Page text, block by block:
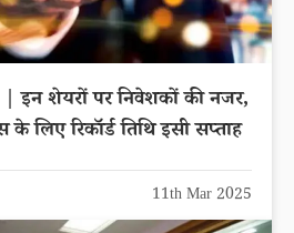
इन शेयरों पर निवेशकों की नजर,
लिए रिकॉर्ड तिथि इसी सप्ताह
11th Mar 2025